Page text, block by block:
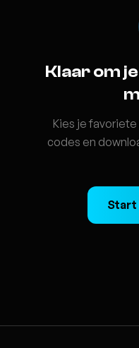
Klaar om
Kies je
codes en
Start